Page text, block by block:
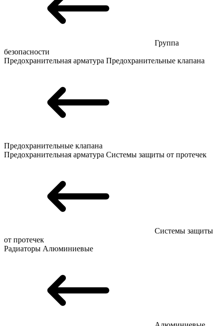
Группа
безопасности
Предохранительная арматура Предохранительные клапана
Предохранительные клапана
Предохранительная арматура Системы защиты от протечек
Системы защиты
от протечек
Радиаторы Алюминиевые